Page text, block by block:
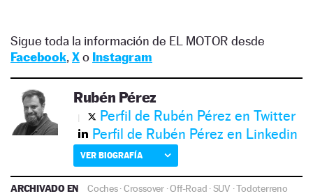
Sigue toda la información de EL MOTOR desde
Facebook, Xo Instagram
Rubén Pérez
Perfil de Rubén Pérez en Twitter
Perfil de Rubén Pérez en Linkedin
VER BIOGRAFÍA
ARCHIVADO EN Coches·Crossover·Off-Road ·SUV ·Todoterreno